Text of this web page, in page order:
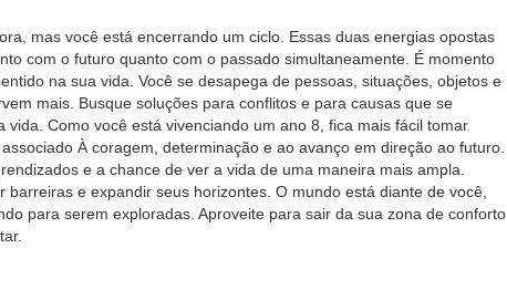
mas você está encerrando um ciclo. Essas duas energias opostas
com o futuro quanto com o passado simultaneamente. É momento
na sua vida. Você se desapega de pessoas, situações, objetos e
mais. Busque soluções para conflitos e para causas que se
vida. Como você está vivenciando um ano 8, fica mais fácil tomar
À coragem, determinação e ao avanço em direção ao futuro.
e a chance de ver a vida de uma maneira mais ampla.
barreiras e expandir seus horizontes. O mundo está diante de você,
para serem exploradas. Aproveite para sair da sua zona de conforto